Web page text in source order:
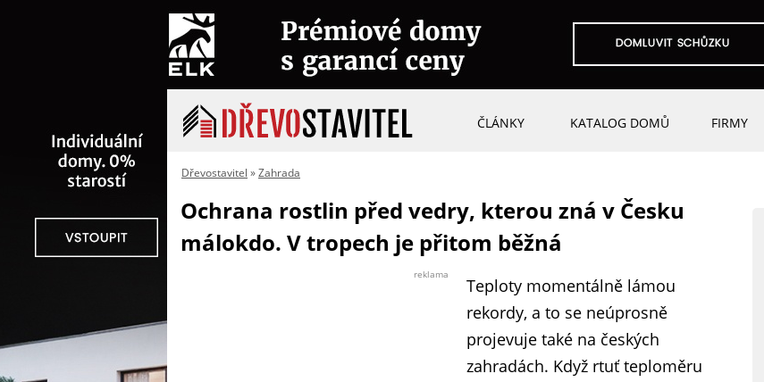
ČLÁNKY KATALOG DOMŮ FIRMY
Dřevostavitel »Zahrada
Ochrana rostlin před vedry, kterou zná v Česku
málokdo. V tropech je přitom běžná
reklama
Teploty momentálně lámou
rekordy, a to se neúprosně
projevuje také na českých
zahradách. Když rtuť teploměru